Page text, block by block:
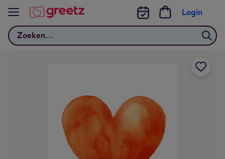
Bekijk meer
Zoeken
Login